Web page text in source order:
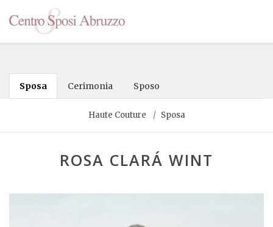
Sposa Cerimonia Sposo
Haute Couture Sposa
ROSA CLARÁ WINT